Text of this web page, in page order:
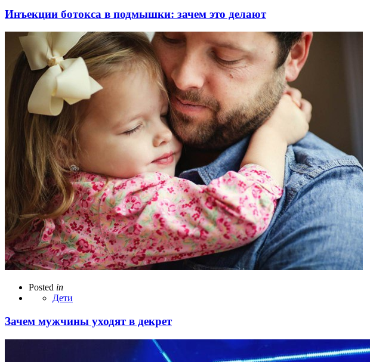
Инъекции ботокса в подмышки: зачем это делают
Posted in
Дети
Зачем мужчины уходят в декрет